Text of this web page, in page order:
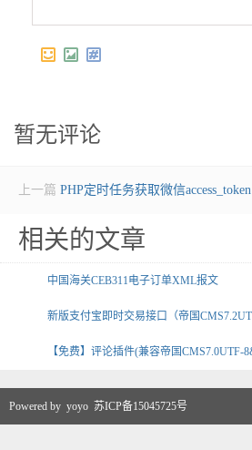
暂无评论
上一篇 PHP定时任务获取微信access_token
相关的文章
中国海关CEB311电子订单XML报文
新版支付宝即时交易接口（帝国
【免费】评论插件(兼容帝国CMS7.0UTF-
Powered by yoyo 苏ICP备15045725号